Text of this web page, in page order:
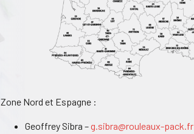
Zone Nord et Espagne :
Geoffrey Sibra –g.sibra@rouleaux-pack.fr